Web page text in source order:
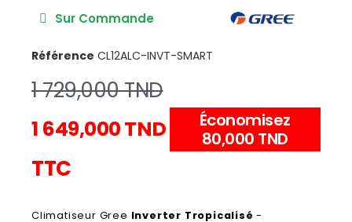
Sur Commande
Référence CL12ALC-INVT-SMART
1 729,000 TND
1 649,000 TND
Économisez
80,000 TND
TTC
Climatiseur Gree Inverter Tropicalisé -